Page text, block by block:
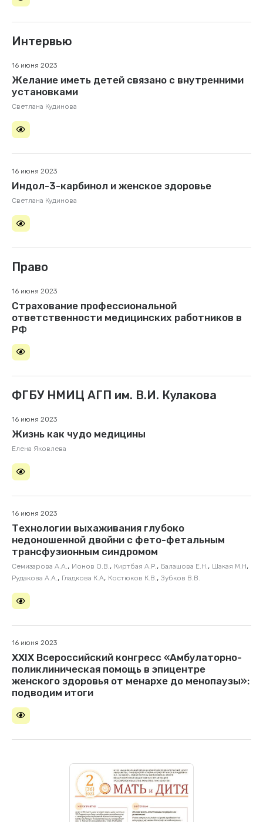
Интервью
16 июня 2023
Желание иметь детей связано с внутренними
установками
Светлана Кудинова
16 июня 2023
Индол-3-карбинол и женское здоровье
Светлана Кудинова
Право
16 июня 2023
Страхование профессиональной
ответственности медицинских работников в
РФ
ФГБУ НМИЦ АГП им. В.И. Кулакова
16 июня 2023
Жизнь как чудо медицины
Елена Яковлева
16 июня 2023
Технологии выхаживания глубоко
недоношенной двойни с фето-фетальным
трансфузионным синдромом
Семизарова А.А., Ионов О.В., Киртбая А.Р., Балашова Е.Н., Шакая М.Н,
Рудакова А.А., Гладкова К.А, Костюков К.В., Зубков В.В.
16 июня 2023
XXIX Всероссийский конгресс «Амбулаторно-
поликлиническая помощь в эпицентре
женского здоровья от менархе до менопаузы»:
подводим итоги